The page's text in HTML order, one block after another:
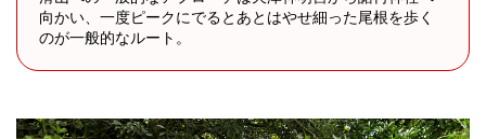
向かい、一度ピークにでるとあとはやせ細った尾根を歩く
のが一般的なルート。